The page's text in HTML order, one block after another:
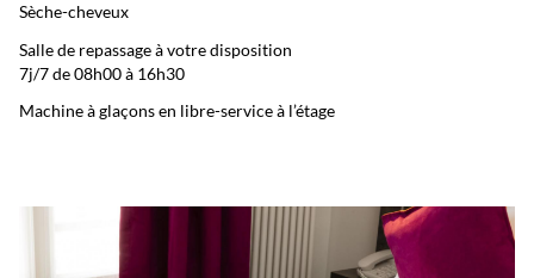
Sèche-cheveux
Salle de repassage à votre disposition
7j/7 de 08h00 à 16h30
Machine à glaçons en libre-service à l’étage